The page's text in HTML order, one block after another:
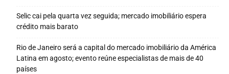
Selic cai pela quarta vez seguida; mercado imobiliário espera
crédito mais barato
Rio de Janeiro será a capital do mercado imobiliário da América
Latina em agosto; evento reúne especialistas de mais de 40
países